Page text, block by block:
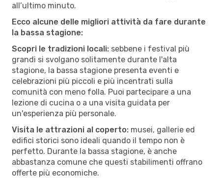
all’ultimo minuto.
Ecco alcune delle migliori attività da fare durante
la bassa stagione:
Scopri le tradizioni locali: sebbene i festival più
grandi si svolgano solitamente durante l'alta
stagione, la bassa stagione presenta eventi e
celebrazioni più piccoli e più incentrati sulla
comunità con meno folla. Puoi partecipare a una
lezione di cucina o a una visita guidata per
un'esperienza più personale.
Visita le attrazioni al coperto: musei, gallerie ed
edifici storici sono ideali quando il tempo non è
perfetto. Durante la bassa stagione, è anche
abbastanza comune che questi stabilimenti offrano
offerte più economiche.